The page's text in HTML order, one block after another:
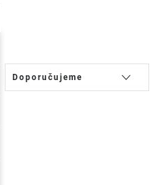
Ř
a
Doporučujeme